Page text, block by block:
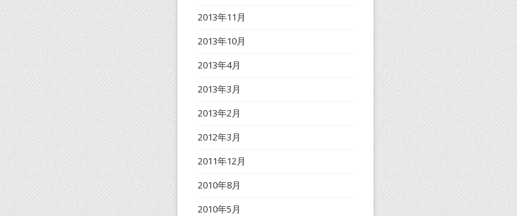
2013年11月
2013年10月
2013年4月
2013年3月
2013年2月
2012年3月
2011年12月
2010年8月
2010年5月